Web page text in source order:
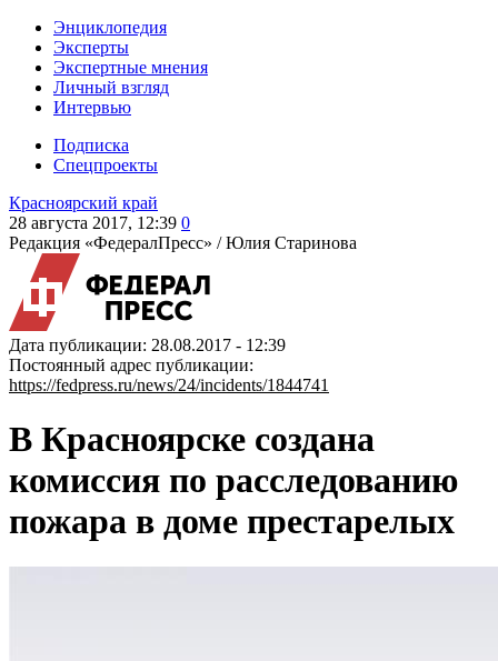
Энциклопедия
Эксперты
Экспертные мнения
Личный взгляд
Интервью
Подписка
Спецпроекты
Красноярский край
28 августа 2017, 12:39 0
Редакция «ФедералПресс» /Юлия Старинова
Дата публикации: 28.08.2017 - 12:39
Постоянный адрес публикации:
https://fedpress.ru/news/24/incidents/1844741
В Красноярске создана
комиссия по расследованию
пожара в доме престарелых